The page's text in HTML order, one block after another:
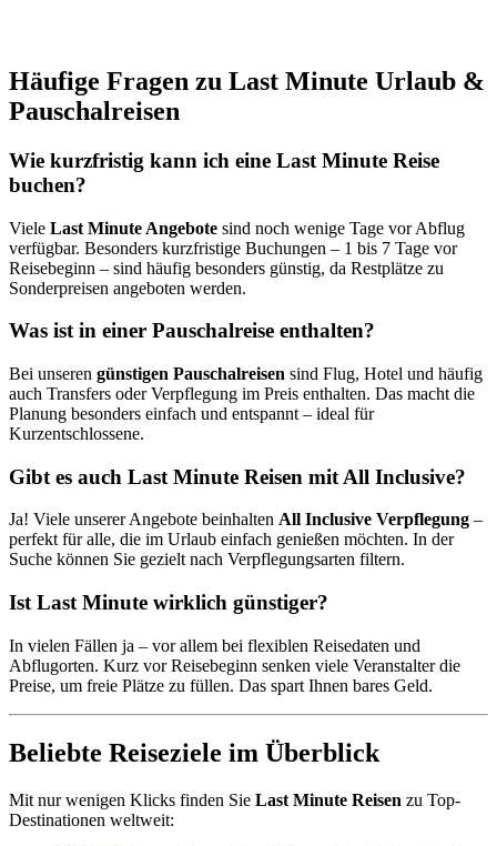
Häufige Fragen zu Last Minute Urlaub &
Pauschalreisen
Wie kurzfristig kann ich eine Last Minute Reise
buchen?
Viele Last Minute Angebote sind noch wenige Tage vor Abflug
verfügbar. Besonders kurzfristige Buchungen – 1 bis 7 Tage vor
Reisebeginn – sind häufig besonders günstig, da Restplätze zu
Sonderpreisen angeboten werden.
Was ist in einer Pauschalreise enthalten?
Bei unseren günstigen Pauschalreisen sind Flug, Hotel und häufig
auch Transfers oder Verpflegung im Preis enthalten. Das macht die
Planung besonders einfach und entspannt – ideal für
Kurzentschlossene.
Gibt es auch Last Minute Reisen mit All Inclusive?
Ja! Viele unserer Angebote beinhalten All Inclusive Verpflegung –
perfekt für alle, die im Urlaub einfach genießen möchten. In der
Suche können Sie gezielt nach Verpflegungsarten filtern.
Ist Last Minute wirklich günstiger?
In vielen Fällen ja – vor allem bei flexiblen Reisedaten und
Abflugorten. Kurz vor Reisebeginn senken viele Veranstalter die
Preise, um freie Plätze zu füllen. Das spart Ihnen bares Geld.
Beliebte Reiseziele im Überblick
Mit nur wenigen Klicks finden Sie Last Minute Reisen zu Top-
Destinationen weltweit: